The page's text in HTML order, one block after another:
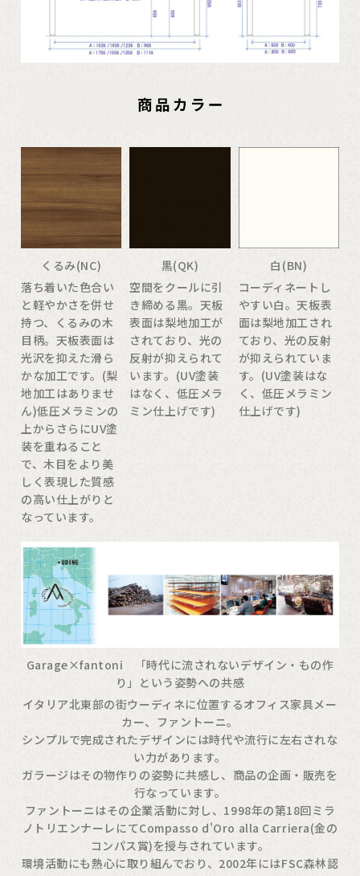
くるみ(NC)
落ち着いた色合い
と軽やかさを併せ
持つ、くるみの木
目柄。天板表面は
光沢を抑えた滑ら
かな加工です。(梨
地加工はありませ
ん)低圧メラミンの
上からさらにUV塗
装を重ねること
で、木目をより美
しく表現した質感
の高い仕上がりと
なっています。
黒(QK)
空間をクールに引
き締める黒。天板
表面は梨地加工が
されており、光の
反射が抑えられて
います。(UV塗装
はなく、低圧メラ
ミン仕上げです)
白(BN)
コーディネートし
やすい白。天板表
面は梨地加工され
ており、光の反射
が抑えられていま
す。(UV塗装はな
く、低圧メラミン
仕上げです)
Garage×fantoni 「時代に流されないデザイン・もの作
り」という姿勢への共感
イタリア北東部の街ウーディネに位置するオフィス家具メー
カー、ファントーニ。
シンプルで完成されたデザインには時代や流行に左右されな
い力があります。
ガラージはその物作りの姿勢に共感し、商品の企画・販売を
行なっています。
ファントーニはその企業活動に対し、1998年の第18回ミラ
ノトリエンナーレにてCompasso d'Oro alla Carriera(金の
コンパス賞)を授与されています。
環境活動にも熱心に取り組んでおり、2002年にはFSC森林認